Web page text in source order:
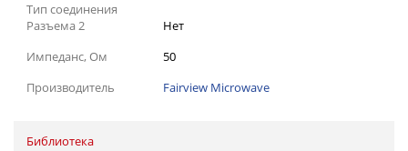
Тип соединения
Разъема 2
Нет
Импеданс, Ом
50
Производитель
Fairview Microwave
Библиотека